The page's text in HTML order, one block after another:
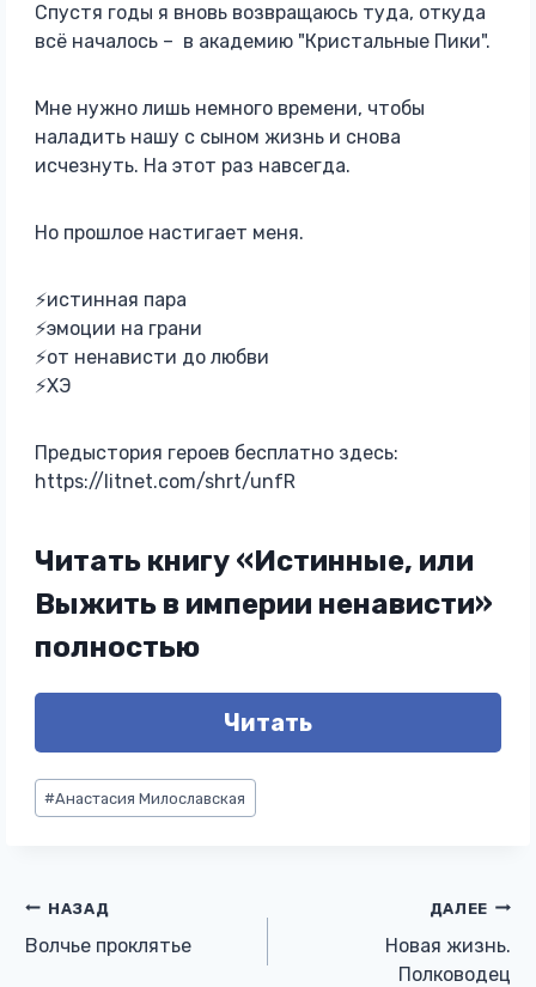
Спустя годы я вновь возвращаюсь туда, откуда
всё началось – в академию "Кристальные Пики".
Мне нужно лишь немного времени, чтобы
наладить нашу с сыном жизнь и снова
исчезнуть. На этот раз навсегда.
Но прошлое настигает меня.
⚡истинная пара
⚡эмоции на грани
⚡от ненависти до любви
⚡ХЭ
Предыстория героев бесплатно здесь:
https://litnet.com/shrt/unfR
Читать книгу «Истинные, или
Выжить в империи ненависти»
полностью
Читать
Метки
записи:
#Анастасия Милославская
Навигация
по
НАЗАД
Волчье проклятье
ДАЛЕЕ
Новая жизнь.
Полководец